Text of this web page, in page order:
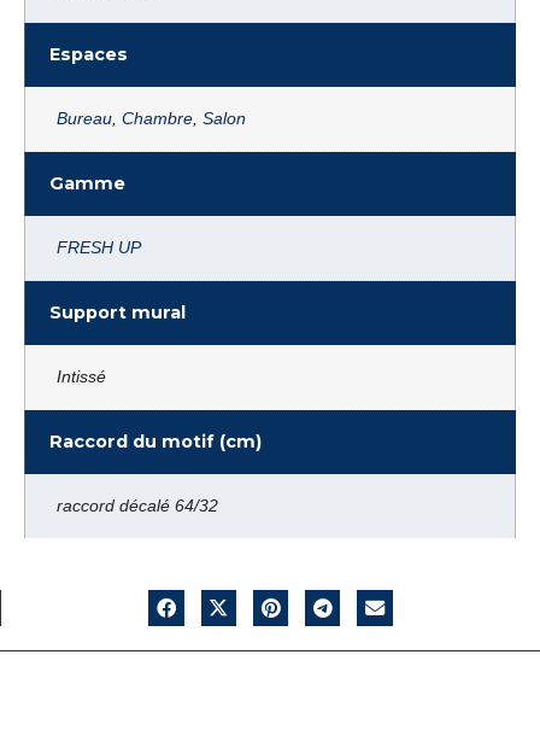
Espaces
Bureau Chambre Salon
Gamme
FRESH UP
Support mural
Intissé
Raccord du motif (cm)
raccord décalé 64/32